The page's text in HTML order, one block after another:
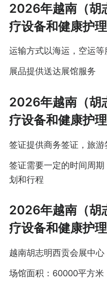
2026年越南（胡
疗设备和健康护
运输方式以海运，空运等
展品提供送达展馆服务
2026年越南（胡
疗设备和健康护
签证提供商务签证，旅游
签证需要一定的时间周
划和行程
2026年越南（胡
疗设备和健康护
越南胡志明西贡会展中心
场馆面积：60000平方米